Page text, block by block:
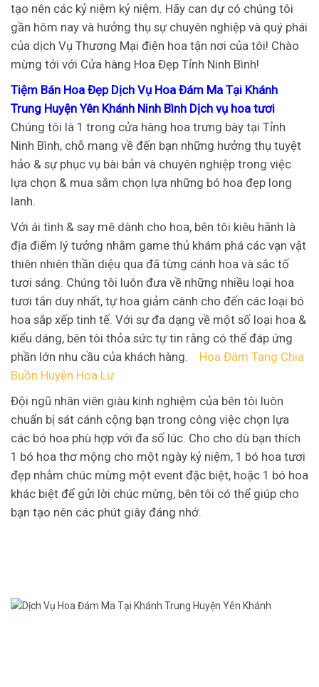
tạo nên các kỷ niệm kỷ niệm. Hãy can dự có chúng tôi
gần hôm nay và hưởng thụ sự chuyên nghiệp và quý phái
của dịch Vụ Thương Mại điện hoa tận nơi của tôi! Chào
mừng tới với Cửa hàng Hoa Đẹp Tỉnh Ninh Bình!
Tiệm Bán Hoa Đẹp Dịch Vụ Hoa Đám Ma Tại Khánh
Trung Huyện Yên Khánh Ninh Bình Dịch vụ hoa tươi
Chúng tôi là 1 trong cửa hàng hoa trưng bày tại Tỉnh
Ninh Bình, chỗ mang về đến bạn những hưởng thụ tuyệt
hảo & sự phục vụ bài bản và chuyên nghiệp trong việc
lựa chọn & mua sắm chọn lựa những bó hoa đẹp long
lanh.
Với ái tình & say mê dành cho hoa, bên tôi kiêu hãnh là
địa điểm lý tưởng nhằm game thủ khám phá các vạn vật
thiên nhiên thần diệu qua đã từng cánh hoa và sắc tố
tươi sáng. Chúng tôi luôn đưa về những nhiều loại hoa
tươi tắn duy nhất, tự hoa giảm cành cho đến các loại bó
hoa sắp xếp tinh tế. Với sự đa dạng về một số loại hoa &
kiểu dáng, bên tôi thỏa sức tự tin rằng có thể đáp ứng
phần lớn nhu cầu của khách hàng. Hoa Đám Tang Chia
Buồn Huyện Hoa Lư
Đội ngũ nhân viên giàu kinh nghiệm của bên tôi luôn
chuẩn bị sát cánh cộng bạn trong công việc chọn lựa
các bó hoa phù hợp với đa số lúc. Cho cho dù bạn thích
1 bó hoa thơ mộng cho một ngày kỷ niệm, 1 bó hoa tươi
đẹp nhằm chúc mừng một event đặc biệt, hoặc 1 bó hoa
khác biệt để gửi lời chúc mừng, bên tôi có thể giúp cho
bạn tạo nên các phút giây đáng nhớ.